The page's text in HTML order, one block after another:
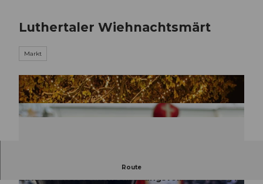
Luthertaler Wiehnachtsmärt
Markt
Route
Der Luthertaler Wiehnachtsmärt im Dorfkern von
Luthern bietet einen stimmungsvollen Einstieg in